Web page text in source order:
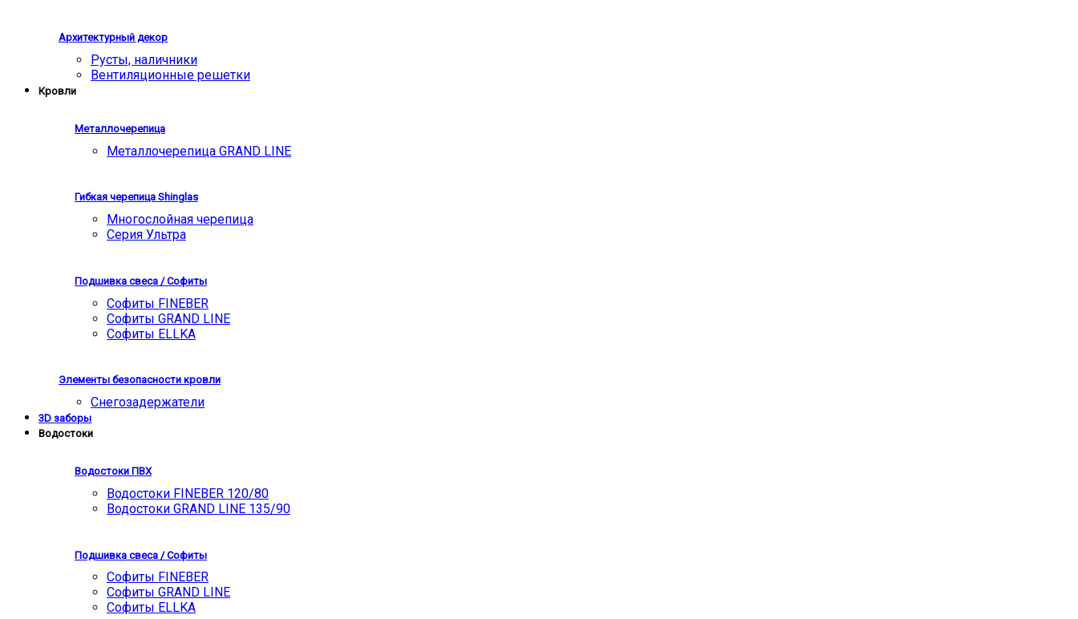
Архитектурный декор
Русты, наличники
Вентиляционные решетки
Кровли
Металлочерепица
Металлочерепица GRAND LINE
Гибкая черепица Shinglas
Многослойная черепица
Серия Ультра
Подшивка свеса / Софиты
Софиты FINEBER
Софиты GRAND LINE
Софиты ELLKA
Элементы безопасности кровли
Снегозадержатели
3D заборы
Водостоки
Водостоки ПВХ
Водостоки FINEBER 120/80
Водостоки GRAND LINE 135/90
Подшивка свеса / Софиты
Софиты FINEBER
Софиты GRAND LINE
Софиты ELLKA